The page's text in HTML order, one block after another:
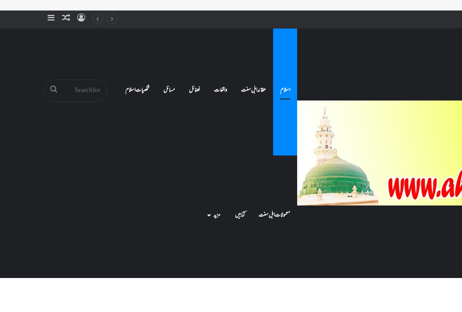
ہو جائے تو کیا اس کا اعتکاف ٹوٹ جائے گا؟فنائے مسجد کسے کہتے ہیں ، اور کیا معتکف فنائے مسجد میں جا سکتا ہے؟ SidebarRandomLog
اسلام عقائد اہل سنت واقعات فضائل مسائل شخصیات اسلام
معمولات اہل سنت کتابیں مزید
Search